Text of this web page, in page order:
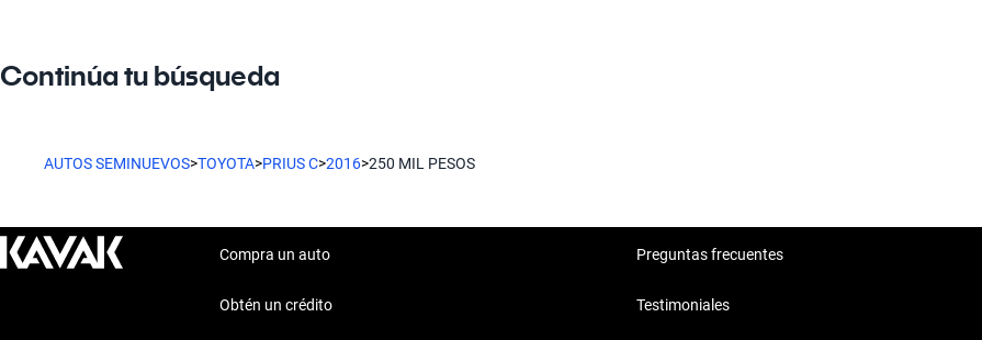
Continúa tu búsqueda
AUTOS SEMINUEVOS>TOYOTA>PRIUS C>2016>250 MIL PESOS
Compra un auto
Obtén un crédito
Preguntas frecuentes
Testimoniales